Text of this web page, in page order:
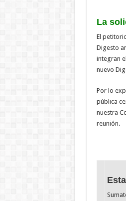
La
El
Digesto
integran
nuevo
Por lo
pública
nuestra
reunión.